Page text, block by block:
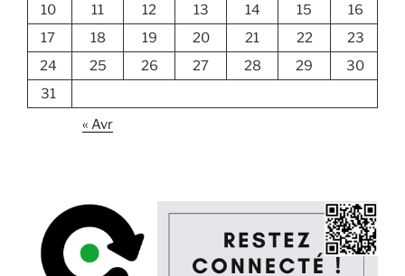
10
11 12 13 14 15
16
17
18 19 20 21 22
23
24
25 26 27 28 29
30
31
« Avr